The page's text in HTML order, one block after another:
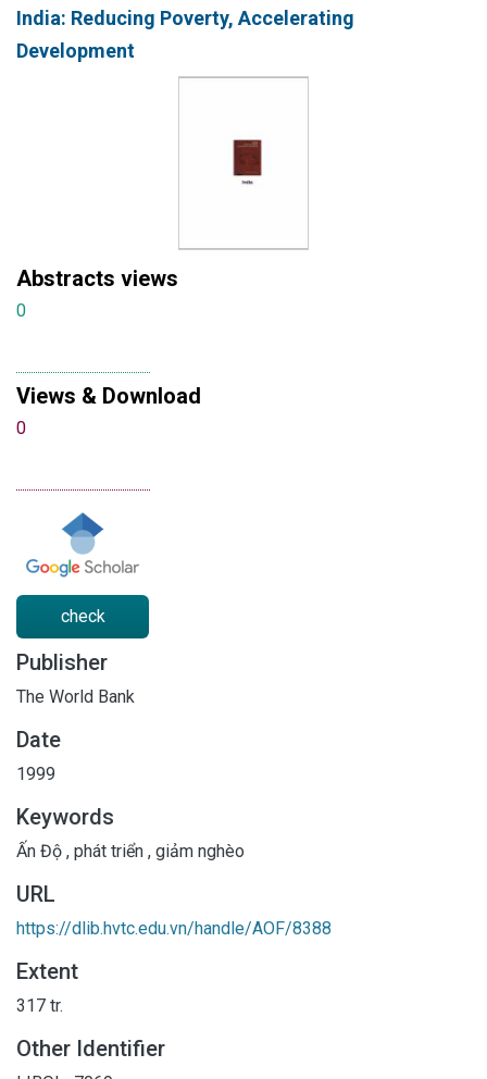
India: Reducing Poverty, Accelerating
Development
Abstracts views
0
Views & Download
0
check
Publisher
The World Bank
Date
1999
Keywords
Ấn Độ , phát triển , giảm nghèo
URL
https://dlib.hvtc.edu.vn/handle/AOF/8388
Extent
317 tr.
Other Identifier